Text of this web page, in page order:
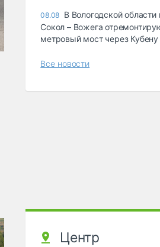
08.08 В Вологодской области
Сокол – Вожега
метровый мост через Кубену
Все новости
Центр